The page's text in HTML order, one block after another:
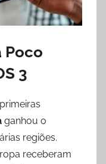
Poco
3
ganhou o
regiões.
receberam